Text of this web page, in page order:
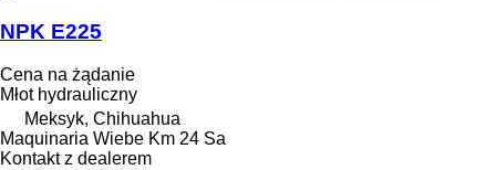
NPK E225
Cena na żądanie
Młot hydrauliczny
Meksyk, Chihuahua
Maquinaria Wiebe Km 24 Sa
Kontakt z dealerem